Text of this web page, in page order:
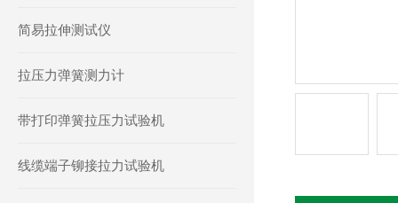
简易拉伸测试仪
拉压力弹簧测力计
带打印弹簧拉压力试验机
线缆端子铆接拉力试验机